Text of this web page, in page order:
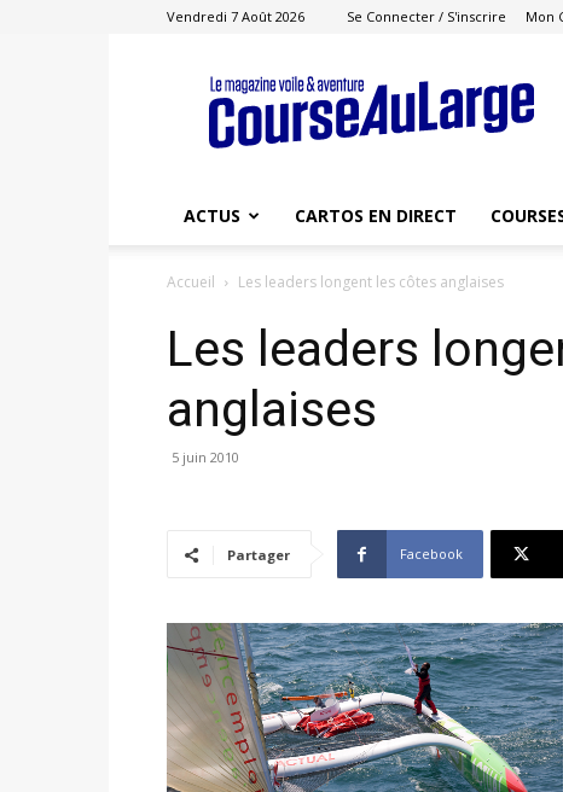
Vendredi 7 Août 2026 Se Connecter / S'inscrire Mon
Course
au
Large
ACTUS CARTOS EN DIRECT
Accueil Les leaders longent les côtes anglaises
Les leaders
anglaises
5 juin 2010
Partager Facebook